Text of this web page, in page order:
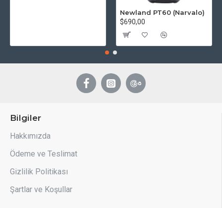
Newland PT60 (Narvalo)
$690,00
Bilgiler
Hakkımızda
Ödeme ve Teslimat
Gizlilik Politikası
Şartlar ve Koşullar